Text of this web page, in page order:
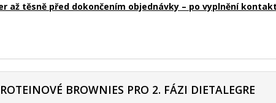
až těsně před dokončením objednávky – po vyplnění
BROWNIES PRO 2. FÁZI DIETALEGRE